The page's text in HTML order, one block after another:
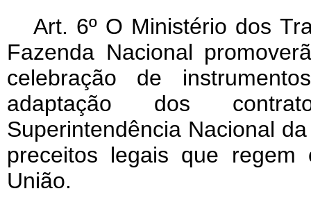
Art. 6º O Ministério dos
Fazenda Nacional
celebração de
adaptação dos
Superintendência Nacional
preceitos legais que
União.